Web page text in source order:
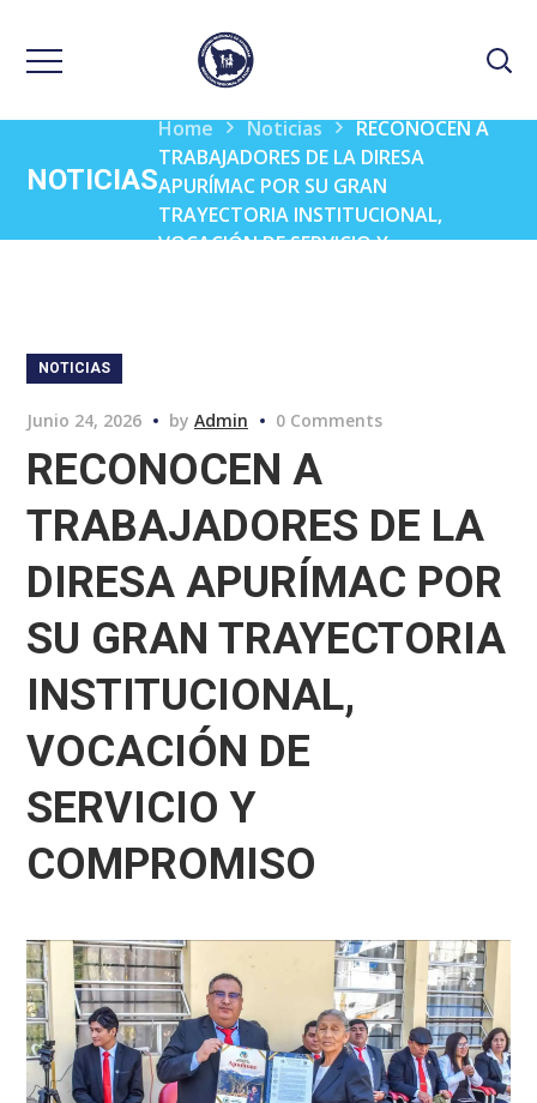
NOTICIAS
Home Noticias
RECONOCEN A
TRABAJADORES DE LA DIRESA
APURÍMAC POR SU GRAN
TRAYECTORIA INSTITUCIONAL,
VOCACIÓN DE SERVICIO Y
NOTICIAS
Junio 24, 2026 byAdmin 0 Comments
RECONOCEN A
TRABAJADORES DE LA
DIRESA APURÍMAC POR
SU GRAN TRAYECTORIA
INSTITUCIONAL,
VOCACIÓN DE
SERVICIO Y
COMPROMISO